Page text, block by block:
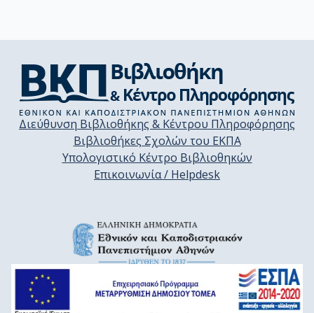
Διεύθυνση Βιβλιοθήκης & Κέντρου Πληροφόρησης
Βιβλιοθήκες Σχολών του ΕΚΠΑ
Υπολογιστικό Κέντρο Βιβλιοθηκών
Επικοινωνία / Helpdesk